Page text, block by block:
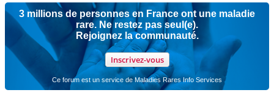
3 millions de personnes en France ont une maladie
rare. Ne restez pas seul(e).
Rejoignez la communauté.
Inscrivez-vous
Ce forum est un service de Maladies Rares Info Services